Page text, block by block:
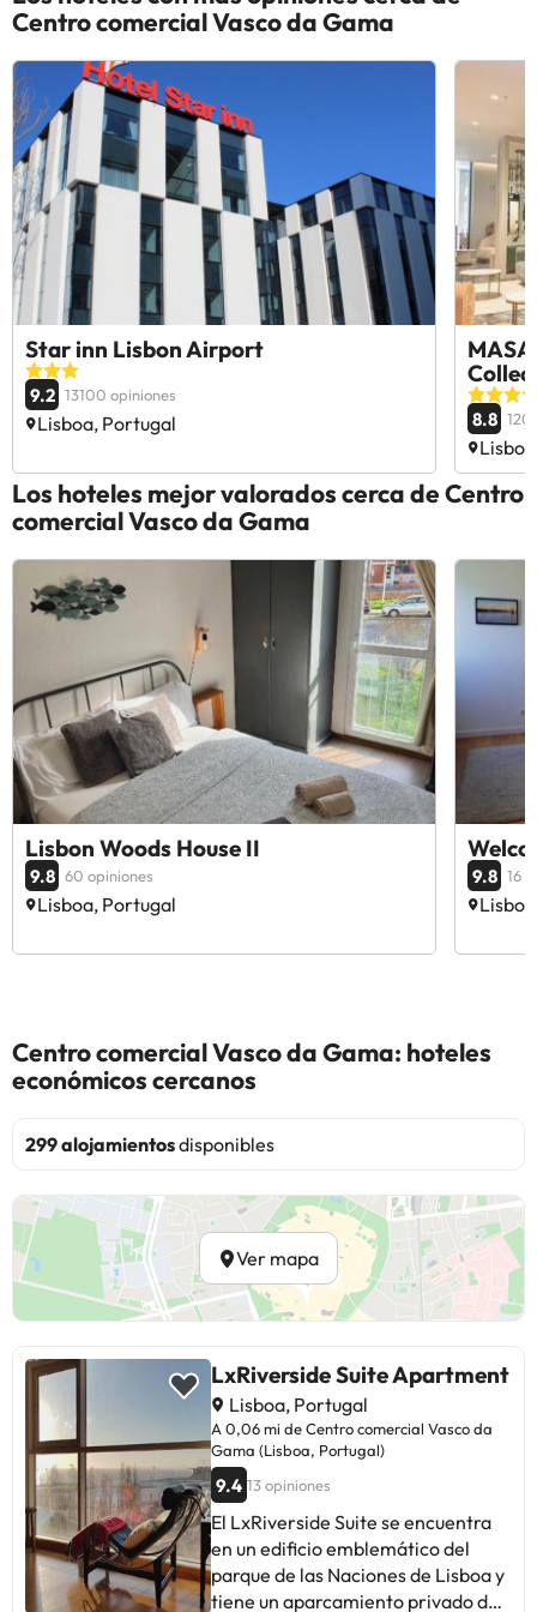
Centro comercial Vasco da Gama
Star inn Lisbon Airport
9.2 13100 opiniones
Lisboa, Portugal 8.8
Los hoteles mejor valorados cerca de Centro
comercial Vasco da Gama
Lisbon Woods House II
9.8 60 opiniones
Lisboa, Portugal
9.8 16
Centro comercial Vasco da Gama: hoteles
económicos cercanos
299 alojamientosdisponibles
Ver mapa
LxRiverside Suite Apartment
Lisboa, Portugal
A 0,06 mi de Centro comercial Vasco da
Gama (Lisboa, Portugal)
9.4 13 opiniones
El LxRiverside Suite se encuentra
en un edificio emblemático del
parque de las Naciones de Lisboa y
tiene un aparcamiento privado de